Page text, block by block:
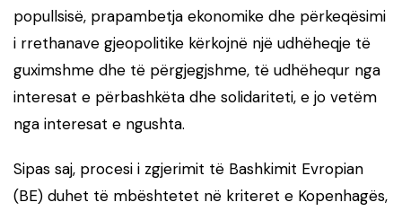
popullsisë, prapambetja ekonomike dhe përkeqësimi
i rrethanave gjeopolitike kërkojnë një udhëheqje të
guximshme dhe të përgjegjshme, të udhëhequr nga
interesat e përbashkëta dhe solidariteti, e jo vetëm
nga interesat e ngushta.
Sipas saj, procesi i zgjerimit të Bashkimit Evropian
(BE) duhet të mbështetet në kriteret e Kopenhagës,